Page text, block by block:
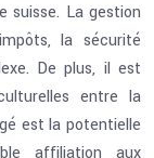
suisse. La gestion
la sécurité
De plus, il est
entre la
est la potentielle
affiliation aux